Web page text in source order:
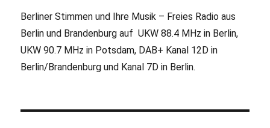
Berliner Stimmen und Ihre Musik – Freies Radio aus
Berlin und Brandenburg auf UKW 88.4 MHz in Berlin,
UKW 90.7 MHz in Potsdam, DAB+ Kanal 12D in
Berlin/Brandenburg und Kanal 7D in Berlin.